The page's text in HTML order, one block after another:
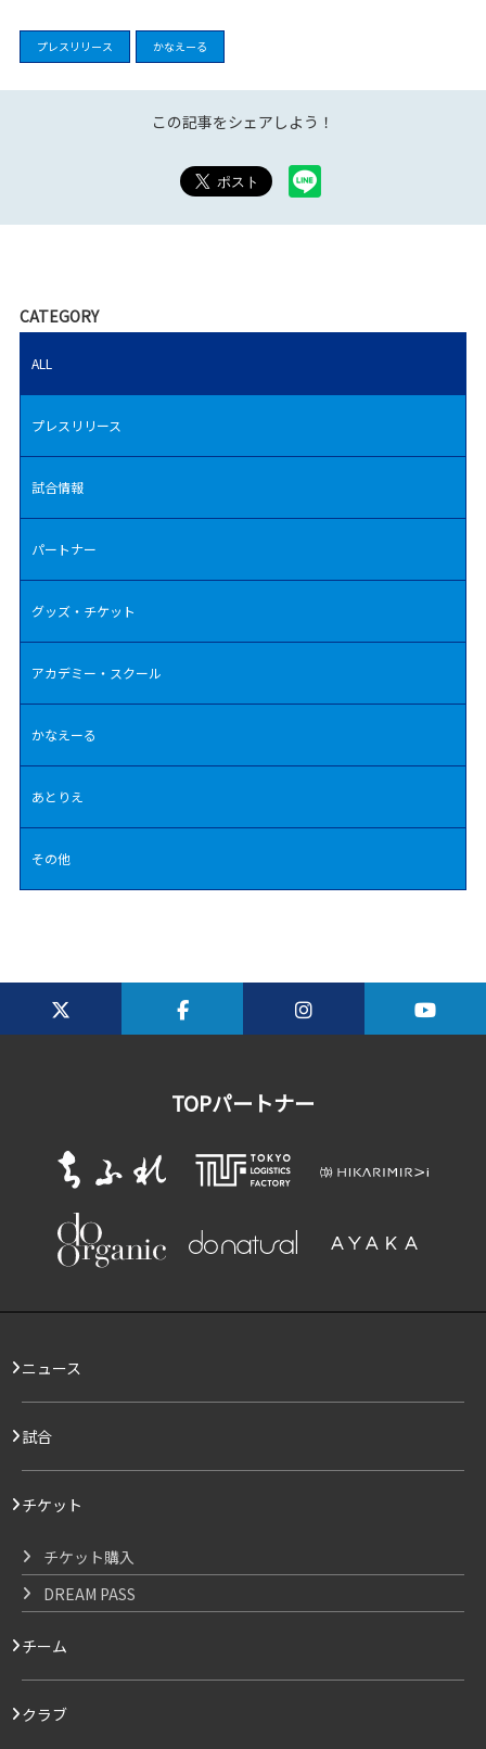
プレスリリース かなえーる
この記事をシェアしよう！
CATEGORY
ALL
プレスリリース
試合情報
パートナー
グッズ・チケット
アカデミー・スクール
かなえーる
あとりえ
その他
TOPパートナー
ニュース
試合
チケット
チケット購入
DREAM PASS
チーム
クラブ